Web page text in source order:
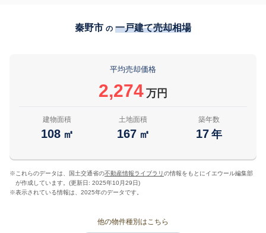
秦野市 の 一戸建て売却相場
平均売却価格
2,274 万円
建物面積
108 ㎡
土地面積
167 ㎡
築年数
17 年
※ これらのデータは、国土交通省の不動産情報ライブラリの情報をもとにイエウール編集部
が作成しています。(更新日: 2025年10月29日)
※表示されている情報は、2025年のデータです。
他の物件種別はこちら